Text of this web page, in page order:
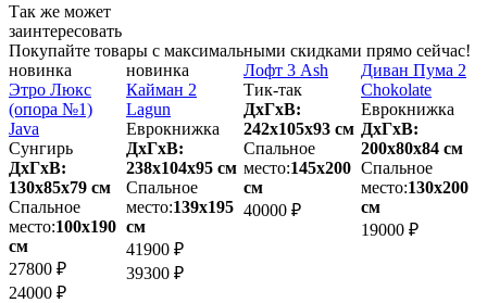
Так же может
заинтересовать
Покупайте товары с максимальными скидками прямо сейчас!
новинка
Этро Люкс
(опора №1)
Java
Сунгирь
ДхГхВ:
130х85x79 см
Спальное
место:100х190
см
27800 ₽
24000 ₽
новинка
Кайман 2
Lagun
Еврокнижка
ДхГхВ:
238х104x95 см
Спальное
место:139х195
см
41900 ₽
39300 ₽
Лофт 3 Ash
Тик-так
ДхГхВ:
242х105x93 см
Спальное
место:145х200
см
40000 ₽
Диван Пума 2
Chokolate
Еврокнижка
ДхГхВ:
200х80x84 см
Спальное
место:130х200
см
19000 ₽